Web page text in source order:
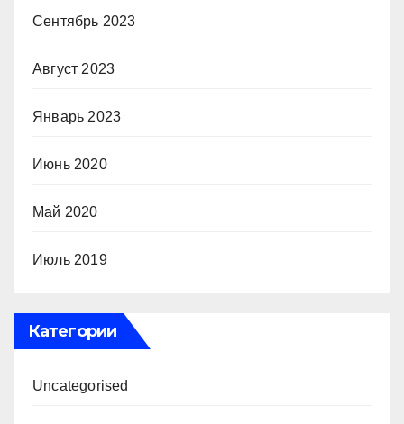
Сентябрь 2023
Август 2023
Январь 2023
Июнь 2020
Май 2020
Июль 2019
Категории
Uncategorised